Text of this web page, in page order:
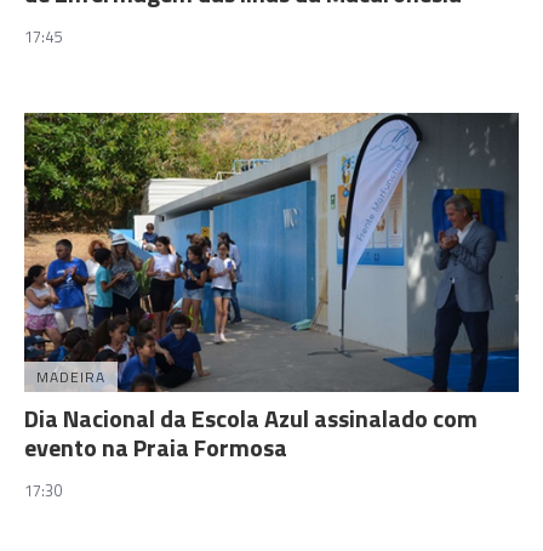
17:45
MADEIRA
Dia Nacional da Escola Azul assinalado com
evento na Praia Formosa
17:30